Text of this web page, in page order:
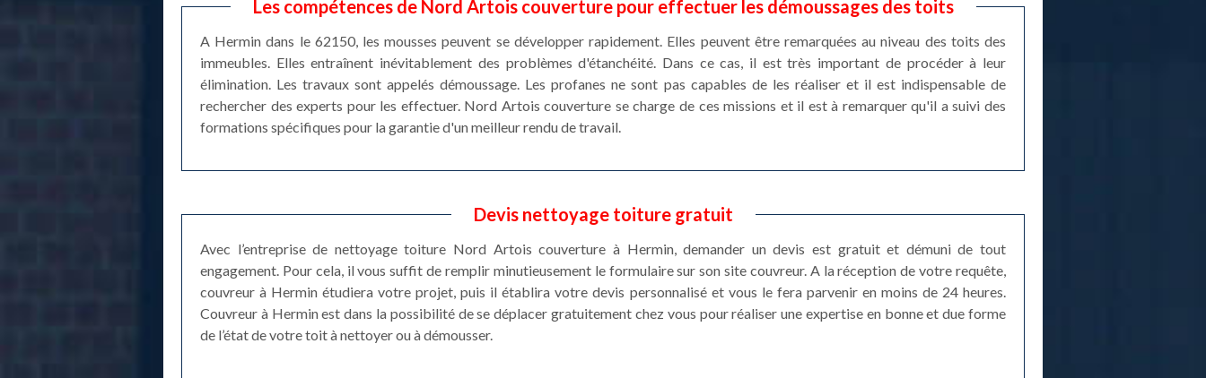
Les compétences de Nord Artois couverture pour effectuer les démoussages des toits
A Hermin dans le 62150, les mousses peuvent se développer rapidement. Elles peuvent être remarquées au niveau des toits des
immeubles. Elles entraînent inévitablement des problèmes d'étanchéité. Dans ce cas, il est très important de procéder à leur
élimination. Les travaux sont appelés démoussage. Les profanes ne sont pas capables de les réaliser et il est indispensable de
rechercher des experts pour les effectuer. Nord Artois couverture se charge de ces missions et il est à remarquer qu'il a suivi des
formations spécifiques pour la garantie d'un meilleur rendu de travail.
Devis nettoyage toiture gratuit
Avec l’entreprise de nettoyage toiture Nord Artois couverture à Hermin, demander un devis est gratuit et démuni de tout
engagement. Pour cela, il vous suffit de remplir minutieusement le formulaire sur son site couvreur. A la réception de votre requête,
couvreur à Hermin étudiera votre projet, puis il établira votre devis personnalisé et vous le fera parvenir en moins de 24 heures.
Couvreur à Hermin est dans la possibilité de se déplacer gratuitement chez vous pour réaliser une expertise en bonne et due forme
de l’état de votre toit à nettoyer ou à démousser.